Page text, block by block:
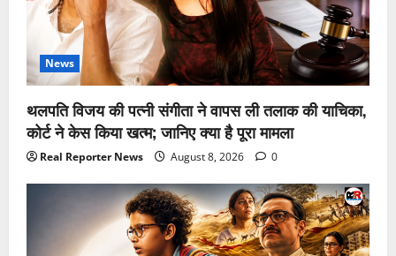
News
थलपति विजय की पत्नी संगीता ने वापस ली तलाक की याचिका,
कोर्ट ने केस किया खत्म; जानिए क्या है पूरा मामला
Real Reporter News August 8, 2026 0